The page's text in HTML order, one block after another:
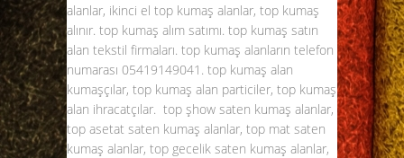
alanlar, ikinci el top kumaş alanlar, top kumaş
alınır. top kumaş alım satımı. top kumaş satın
alan tekstil firmaları. top kumaş alanların telefon
numarası 05419149041 . top kumaş alan
kumaşçılar, top kumaş alan particiler, top kumaş
alan ihracatçılar. top şhow saten kumaş alanlar,
top asetat saten kumaş alanlar, top mat saten
kumaş alanlar, top gecelik saten kumaş alanlar,